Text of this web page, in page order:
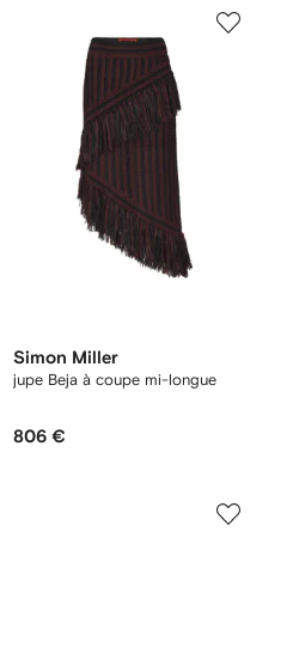
Simon Miller
jupe Beja à coupe mi-longue
806 €